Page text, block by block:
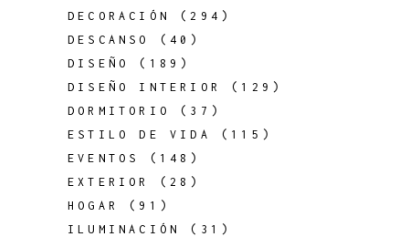
DECORACIÓN
(294)
DESCANSO
(40)
DISEÑO
(189)
DISEÑO INTERIOR
(129)
DORMITORIO
(37)
ESTILO DE VIDA
(115)
EVENTOS
(148)
EXTERIOR
(28)
HOGAR
(91)
ILUMINACIÓN
(31)